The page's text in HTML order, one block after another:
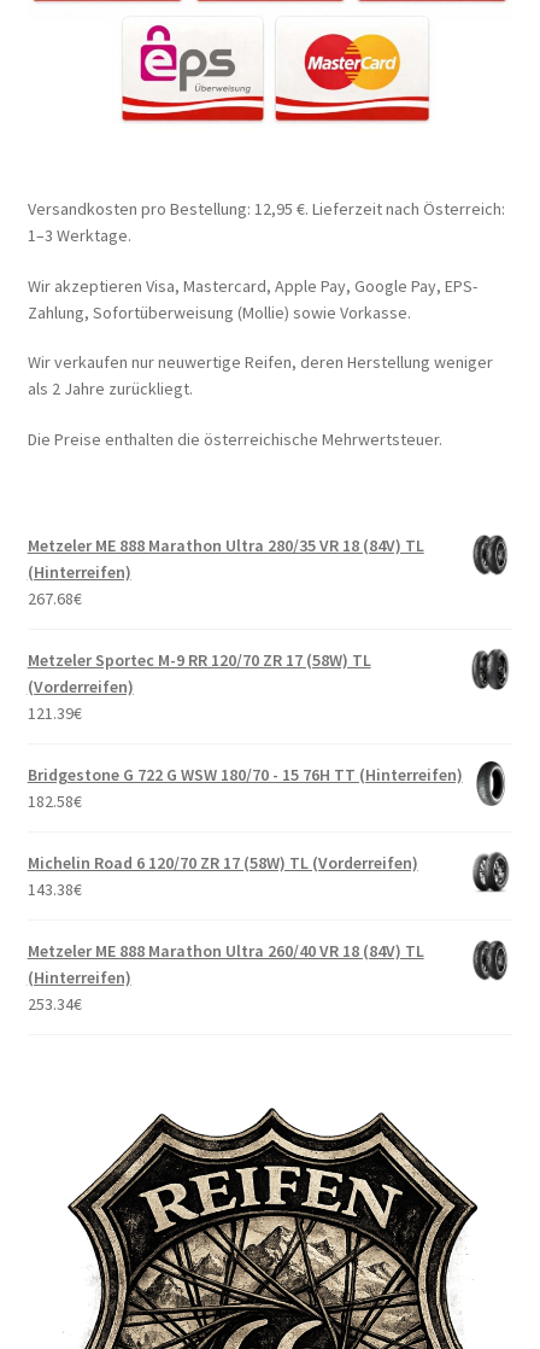
Versandkosten pro Bestellung: 12,95 €. Lieferzeit nach Österreich:
1–3 Werktage.
Wir akzeptieren Visa, Mastercard, Apple Pay, Google Pay, EPS-
Zahlung, Sofortüberweisung (Mollie) sowie Vorkasse.
Wir verkaufen nur neuwertige Reifen, deren Herstellung weniger
als 2 Jahre zurückliegt.
Die Preise enthalten die österreichische Mehrwertsteuer.
Metzeler ME 888 Marathon Ultra 280/35 VR 18 (84V) TL
(Hinterreifen)
267.68€
Metzeler Sportec M-9 RR 120/70 ZR 17 (58W) TL
(Vorderreifen)
121.39€
Bridgestone G 722 G WSW 180/70 - 15 76H TT (Hinterreifen)
182.58€
Michelin Road 6 120/70 ZR 17 (58W) TL (Vorderreifen)
143.38€
Metzeler ME 888 Marathon Ultra 260/40 VR 18 (84V) TL
(Hinterreifen)
253.34€